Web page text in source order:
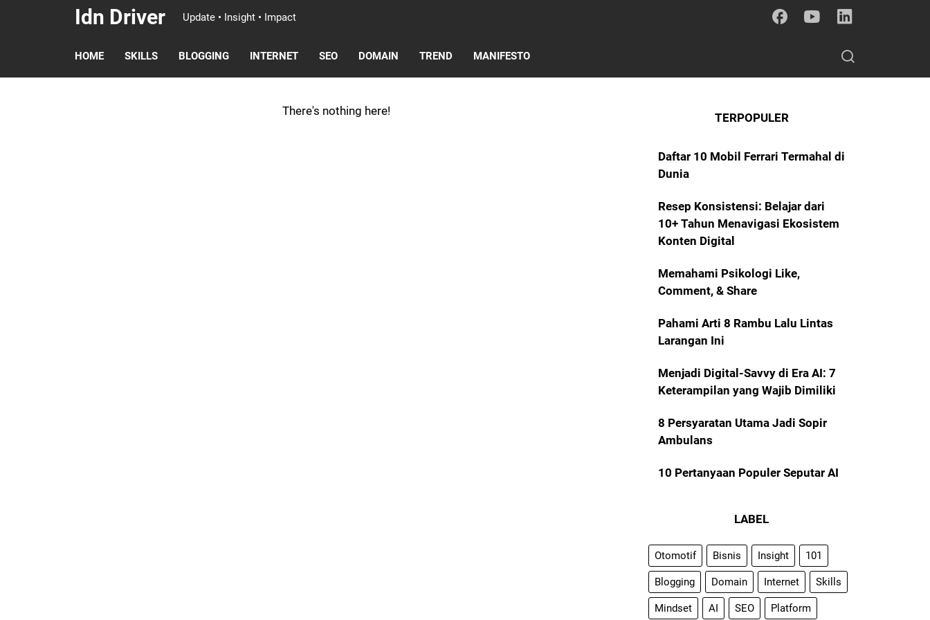
Idn Driver Update • Insight • Impact
HOME SKILLS BLOGGING INTERNET SEO DOMAIN TREND MANIFESTO
There's nothing here! TERPOPULER
Daftar 10 Mobil Ferrari Termahal di
Dunia
Resep Konsistensi: Belajar dari
10+ Tahun Menavigasi Ekosistem
Konten Digital
Memahami Psikologi Like,
Comment, & Share
Pahami Arti 8 Rambu Lalu Lintas
Larangan Ini
Menjadi Digital-Savvy di Era AI: 7
Keterampilan yang Wajib Dimiliki
8 Persyaratan Utama Jadi Sopir
Ambulans
10 Pertanyaan Populer Seputar AI
LABEL
Otomotif Bisnis Insight 101
Blogging Domain Internet Skills
Mindset AI SEO Platform